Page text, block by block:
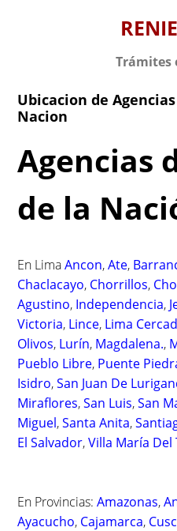
Trámites
Ubicacion de
Nacion
Agencias
de la
En LimaAncon,Ate,
Chaclacayo, Chorrillos,
Agustino, Independencia,
Victoria, Lince, Lima
Olivos, Lurín, Magdalena.,
Pueblo Libre, Puente
Isidro,San Juan De
Miraflores,San Luis,San
Miguel,Santa Anita,
El Salvador,Villa María
En Provincias:Amazonas,
Ayacucho, Cajamarca,